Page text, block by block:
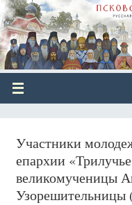
Участники
епархии
великомученицы
Узорешительницы